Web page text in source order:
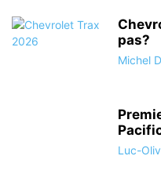
pas?
Michel
Luc-